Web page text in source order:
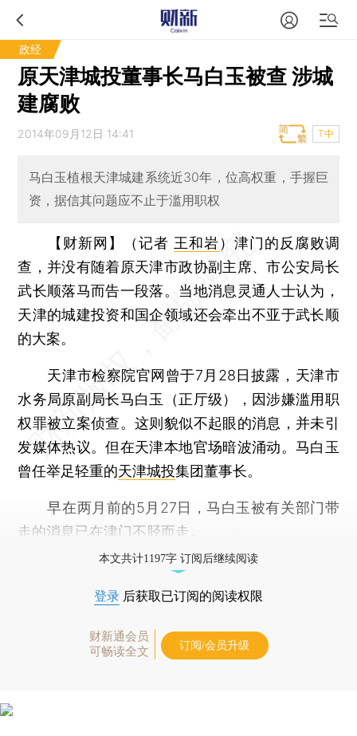
政经
原天津城投董事长马白玉被查 涉城
建腐败
2014年09月12日 14:41 T中
马白玉植根天津城建系统近30年，位高权重，手握巨
资，据信其问题应不止于滥用职权
【财新网】（记者 王和岩） 津门的反腐败调
查，并没有随着原天津市政协副主席、市公安局长
武长顺落马而告一段落。当地消息灵通人士认为，
天津的城建投资和国企领域还会牵出不亚于武长顺
的大案。
天津市检察院官网曾于7月28日披露，天津市
水务局原副局长马白玉（正厅级），因涉嫌滥用职
权罪被立案侦查。这则貌似不起眼的消息，并未引
发媒体热议。但在天津本地官场暗波涌动。马白玉
曾任举足轻重的天津城投集团董事长。
早在两月前的5月27日，马白玉被有关部门带
走的消息已在津门不胫而走。
本文共计1197字 订阅后继续阅读
登录 后获取已订阅的阅读权限
财新通会员
可畅读全文
订阅/会员升级